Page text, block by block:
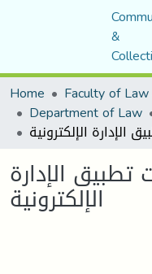
&
Home
Department of Law
الإدارة
الإلكترونية